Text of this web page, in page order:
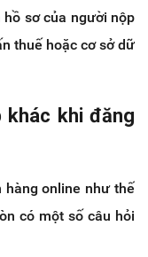
sơ của người nộp
thuế hoặc cơ sở dữ
khác khi đăng
hàng online như thế
có một số câu hỏi